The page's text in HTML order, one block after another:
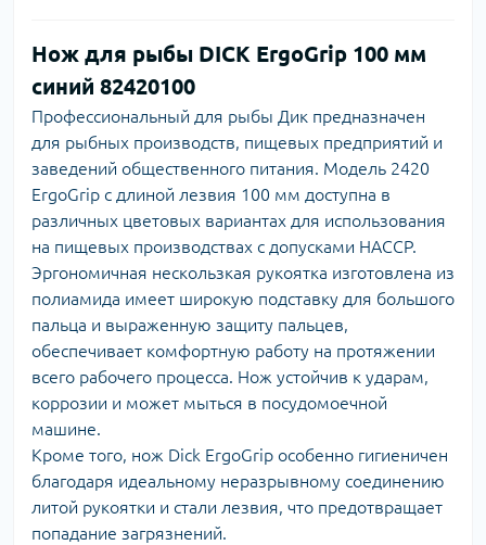
Нож для рыбы DICK ErgoGrip 100 мм
синий 82420100
Профессиональный для рыбы Дик предназначен
для рыбных производств, пищевых предприятий и
заведений общественного питания. Модель 2420
ErgoGrip с длиной лезвия 100 мм доступна в
различных цветовых вариантах для использования
на пищевых производствах с допусками HACCP.
Эргономичная нескользкая рукоятка изготовлена из
полиамида имеет широкую подставку для большого
пальца и выраженную защиту пальцев,
обеспечивает комфортную работу на протяжении
всего рабочего процесса. Нож устойчив к ударам,
коррозии и может мыться в посудомоечной
машине.
Кроме того, нож Dick ErgoGrip особенно гигиеничен
благодаря идеальному неразрывному соединению
литой рукоятки и стали лезвия, что предотвращает
попадание загрязнений.